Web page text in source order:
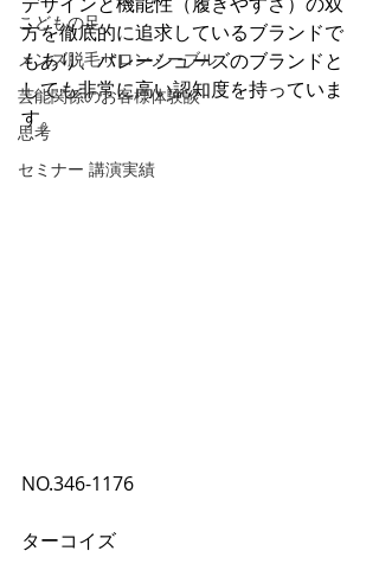
こどもの足
メンズ脱毛サロンノーブル
芸能関係のお客様体験談
思考
セミナー 講演実績
方を徹底的に追求しているブランドで
もあり、バレーシューズのブランドと
しても非常に高い認知度を持っていま
す。
NO.346-1176
ターコイズ